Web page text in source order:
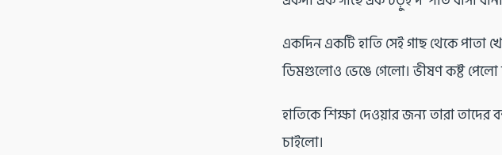
একদিন একটি হাতি সেই গাছ থেকে পাতা
ডিমগুলোও ভেঙে গেলো। ভীষণ কষ্ট পেলো
হাতিকে শিক্ষা দেওয়ার জন্য তারা তাদের
চাইলো।